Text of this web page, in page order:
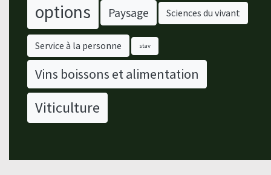
options
Paysage Sciences du vivant
Service à la personne stav
Vins boissons et alimentation
Viticulture